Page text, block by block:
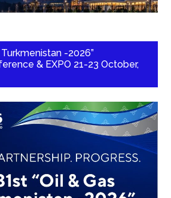
-2026”
& EXPO 21-23 October,